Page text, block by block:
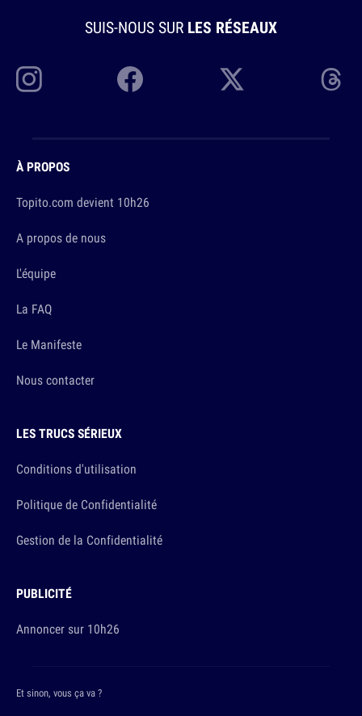
SUIS-NOUS SUR LES RÉSEAUX
À PROPOS
Topito.com devient 10h26
A propos de nous
L'équipe
La FAQ
Le Manifeste
Nous contacter
LES TRUCS SÉRIEUX
Conditions d'utilisation
Politique de Confidentialité
Gestion de la Confidentialité
PUBLICITÉ
Annoncer sur 10h26
Et sinon, vous ça va ?